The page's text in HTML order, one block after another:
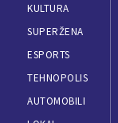
KULTURA
SUPERŽENA
ESPORTS
TEHNOPOLIS
AUTOMOBILI